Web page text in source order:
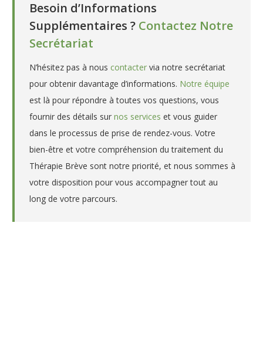
Besoin d’Informations
Supplémentaires ? Contactez Notre
Secrétariat
N’hésitez pas à nous contacter via notre secrétariat
pour obtenir davantage d’informations. Notre équipe
est là pour répondre à toutes vos questions, vous
fournir des détails sur nos services et vous guider
dans le processus de prise de rendez-vous. Votre
bien-être et votre compréhension du traitement du
Thérapie Brève sont notre priorité, et nous sommes à
votre disposition pour vous accompagner tout au
long de votre parcours.